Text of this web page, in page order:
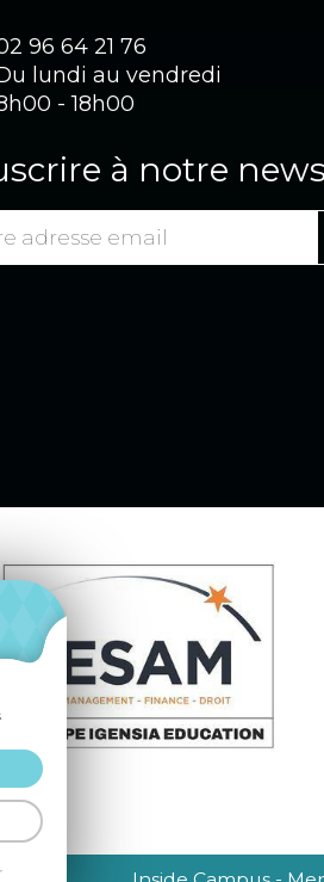
96 64 21 76
lundi au vendredi
- 18h00
à notre